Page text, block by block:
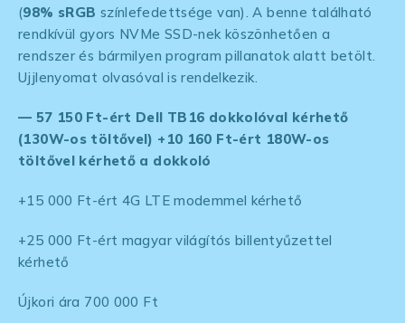
(98% sRGB színlefedettsége van). A benne található
rendkívül gyors NVMe SSD-nek köszönhetően a
rendszer és bármilyen program pillanatok alatt betölt.
Ujjlenyomat olvasóval is rendelkezik.
— 57 150 Ft-ért Dell TB16 dokkolóval kérhető
(130W-os töltővel) +10 160 Ft-ért 180W-os
töltővel kérhető a dokkoló
+15 000 Ft-ért 4G LTE modemmel kérhető
+25 000 Ft-ért magyar világítós billentyűzettel
kérhető
Újkori ára 700 000 Ft